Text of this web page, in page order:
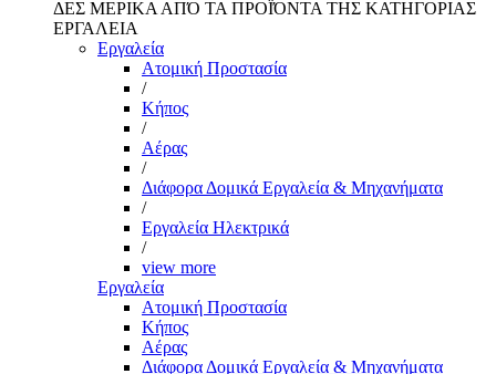
ΔΕΣ ΜΕΡΙΚΑ ΑΠΌ ΤΑ ΠΡΟΪΌΝΤΑ ΤΗΣ ΚΑΤΗΓΟΡΙΑΣ
ΕΡΓΑΛΕΙΑ
Εργαλεία
Aτομική Προστασία
/
Kήπος
/
Αέρας
/
Διάφορα Δομικά Εργαλεία & Μηχανήματα
/
Εργαλεία Ηλεκτρικά
/
view more
Εργαλεία
Aτομική Προστασία
Kήπος
Αέρας
Διάφορα Δομικά Εργαλεία & Μηχανήματα